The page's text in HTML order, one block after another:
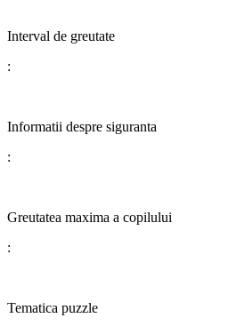
​​​​​​​Interval de greutate
:
​​​​​​​​​​​​​​Informatii despre siguranta
:
Greutatea maxima a copilului
:
​​​​​​​​​​​​​​Tematica puzzle